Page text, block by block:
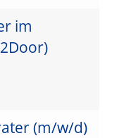
im
(m/w/d)